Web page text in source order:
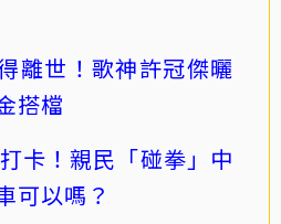
離世！歌神許冠傑曬
搭檔
卡！親民「碰拳」中
可以嗎？